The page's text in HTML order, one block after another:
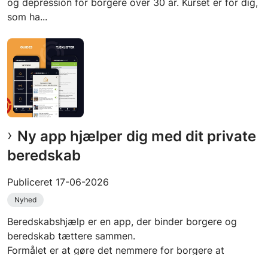
og depression for borgere over 30 år. Kurset er for dig,
som ha...
Ny app hjælper dig med dit private
beredskab
Publiceret 17-06-2026
Nyhed
Beredskabshjælp er en app, der binder borgere og
beredskab tættere sammen.
Formålet er at gøre det nemmere for borgere at